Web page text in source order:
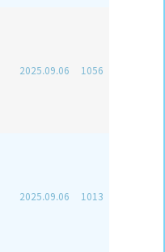
2025.09.06 1056
2025.09.06 1013